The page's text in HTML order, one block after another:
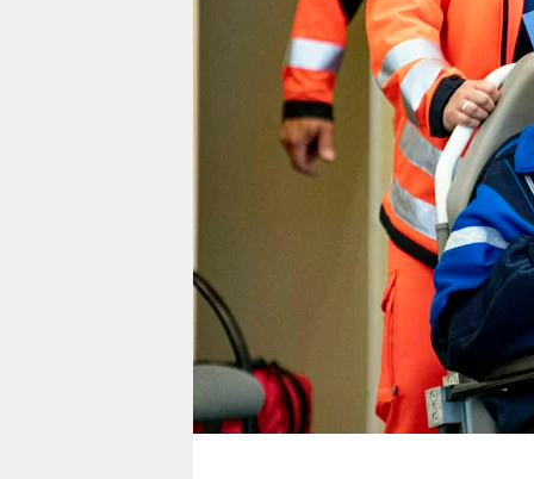
wahrheit
fragen & hilfe
unterstützen
genossenschaft